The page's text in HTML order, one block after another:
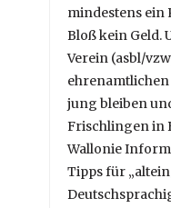
mindestens ein
Bloß kein Geld.
Verein (asbl/
jung bleiben
Frischlingen in
Wallonie
Tipps für